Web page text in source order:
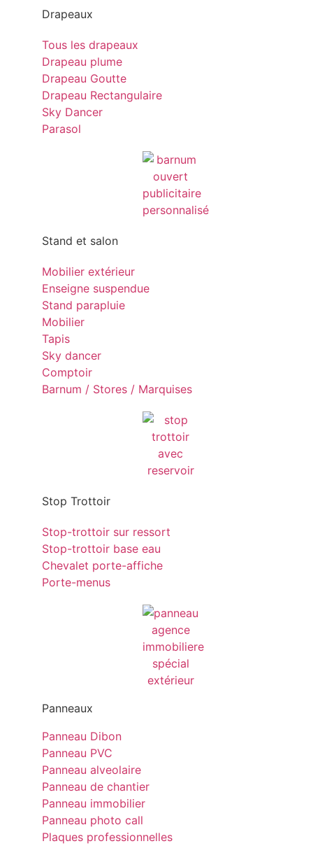
Drapeaux
Tous les drapeaux
Drapeau plume
Drapeau Goutte
Drapeau Rectangulaire
Sky Dancer
Parasol
Stand et salon
Mobilier extérieur
Enseigne suspendue
Stand parapluie
Mobilier
Tapis
Sky dancer
Comptoir
Barnum / Stores / Marquises
Stop Trottoir
Stop-trottoir sur ressort
Stop-trottoir base eau
Chevalet porte-affiche
Porte-menus
Panneaux
Panneau Dibon
Panneau PVC
Panneau alveolaire
Panneau de chantier
Panneau immobilier
Panneau photo call
Plaques professionnelles